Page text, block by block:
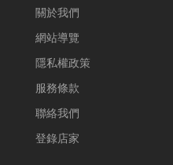
關於我們
網站導覽
隱私權政策
服務條款
聯絡我們
登錄店家